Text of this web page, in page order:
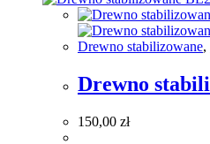
Drewno stabilizowane,
Drewno
150,00 zł